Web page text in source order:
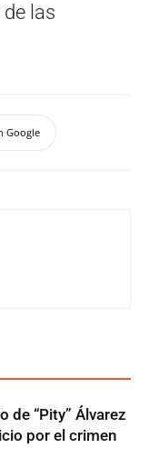
las
Google
de “Pity” Álvarez
por el crimen